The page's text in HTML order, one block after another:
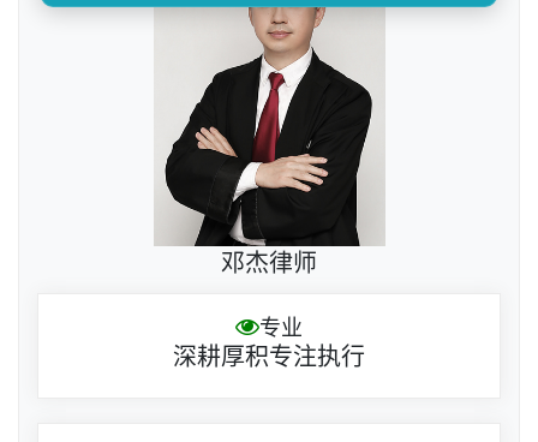
邓杰律师
专业
深耕厚积专注执行